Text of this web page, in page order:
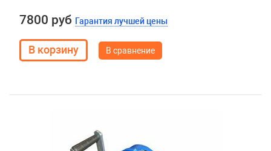
7800 руб Гарантия лучшей цены
В сравнение